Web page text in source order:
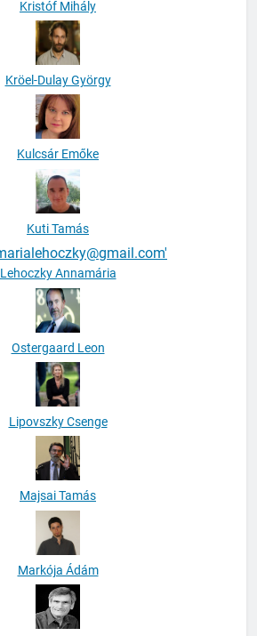
Kristóf Mihály
Kröel-Dulay György
Kulcsár Emőke
Kuti Tamás
Lehoczky Annamária
Ostergaard Leon
Lipovszky Csenge
Majsai Tamás
Markója Ádám